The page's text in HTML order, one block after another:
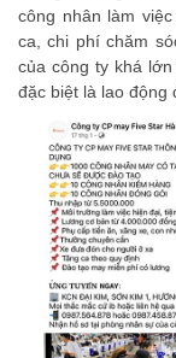
công nhân làm
ca, chi phí chăm
của công ty khá
đặc biệt là lao động